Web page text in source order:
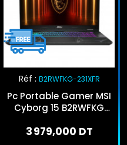
Réf : B2RWFKG-231XFR
Pc Portable Gamer MSI
Cyborg 15 B2RWFKG
RTX 5060
3 979,000 DT